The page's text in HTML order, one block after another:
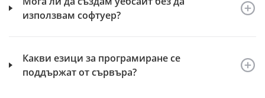
използвам софтуер?
Какви езици за програмиране се
поддържат от сървъра?